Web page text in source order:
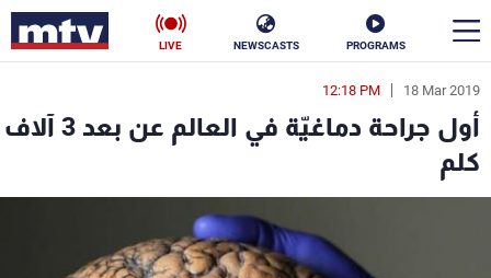
PROGRAMS
NEWSCASTS
LIVE
18 Mar 2019
12:18 PM
أول جراحة دماغيّة في العالم عن بعد 3 آلاف
كلم
en
الأخبار
سياسة ناس
فن